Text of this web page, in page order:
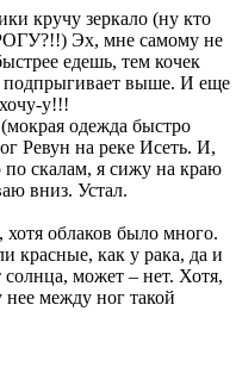
кручу зеркало (ну кто
Эх, мне самому не
едешь, тем кочек
подпрыгивает выше. И еще
у!!!
одежда быстро
Ревун на реке Исеть. И,
по скалам, я сижу на краю
вниз. Устал.
облаков было много.
красные, как у рака, да и
солнца, может – нет. Хотя,
нее между ног такой